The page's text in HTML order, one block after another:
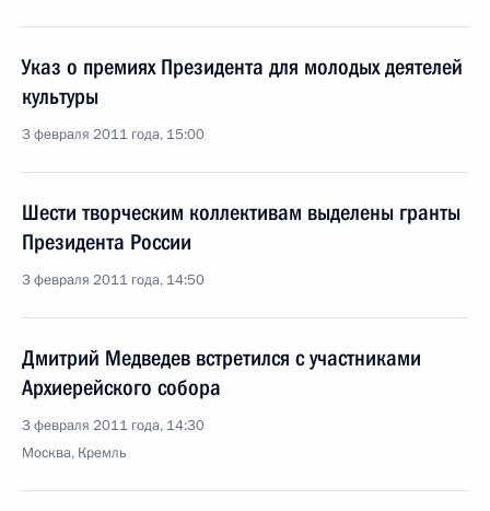
Указ о премиях Президента для молодых деятелей
культуры
3 февраля 2011 года, 15:00
Шести творческим коллективам выделены гранты
Президента России
3 февраля 2011 года, 14:50
Дмитрий Медведев встретился с участниками
Архиерейского собора
3 февраля 2011 года, 14:30
Москва, Кремль